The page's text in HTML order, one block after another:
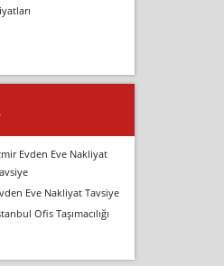
Evden Eve Nakliyat
Eve Nakliyat Tavsiye
Ofis Taşımacılığı